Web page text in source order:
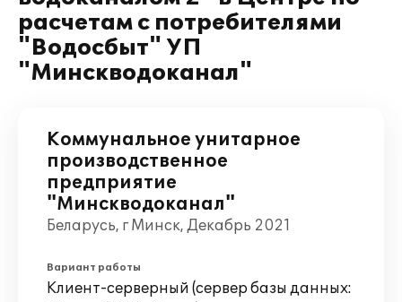
расчетам с потребителями
"Водосбыт" УП
"Минскводоканал"
Коммунальное унитарное
производственное
предприятие
"Минскводоканал"
Беларусь, г Минск, Декабрь 2021
Вариант работы
Клиент-серверный (сервер базы данных: